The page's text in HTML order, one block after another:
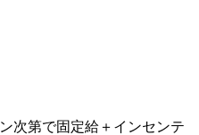
次第で固定給＋インセンテ